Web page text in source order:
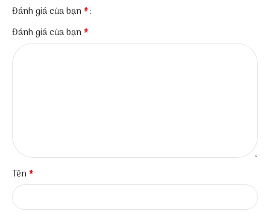
Đánh giá của bạn*
Đánh giá của bạn*
Tên*